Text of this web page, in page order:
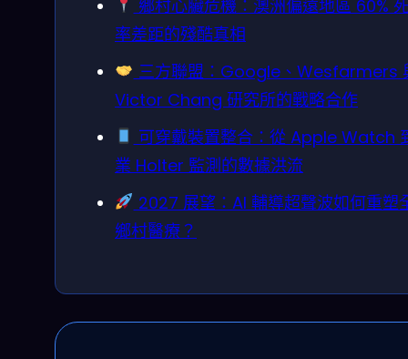
鄉村心臟危機：澳洲偏遠地區 60%
率差距的殘酷真相
三方聯盟：Google、Wesfarmers
Victor Chang 研究所的戰略合作
可穿戴裝置整合：從 Apple Watch
業 Holter 監測的數據洪流
2027 展望：AI 輔導超聲波如何重塑
鄉村醫療？